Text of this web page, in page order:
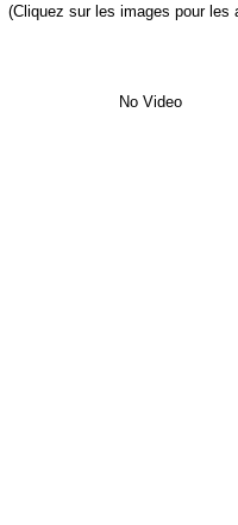
(Cliquez sur les images pour les
No Video